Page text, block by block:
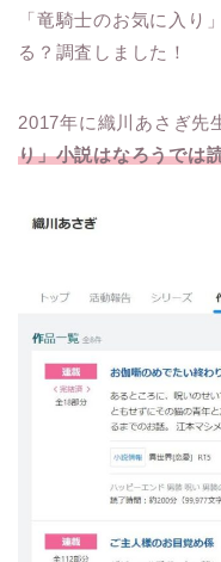
「竜騎士のお気に入り
る？調査しました！
2017年に織川あさぎ先
り」小説はなろうでは